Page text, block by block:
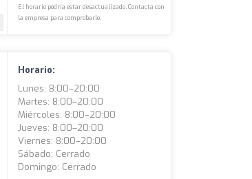
El horario podría estar desactualizado. Contacta con
la empresa para comprobarlo.
Horario:
Lunes: 8:00–20:00
Martes: 8:00–20:00
Miércoles: 8:00–20:00
Jueves: 8:00–20:00
Viernes: 8:00–20:00
Sábado: Cerrado
Domingo: Cerrado